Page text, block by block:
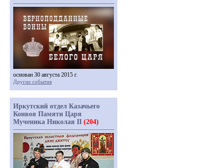
основан 30 августа 2015 г.
Другие события
Иркутский отдел Казачьего
Конвоя Памяти Царя
Мученика Николая II (204)